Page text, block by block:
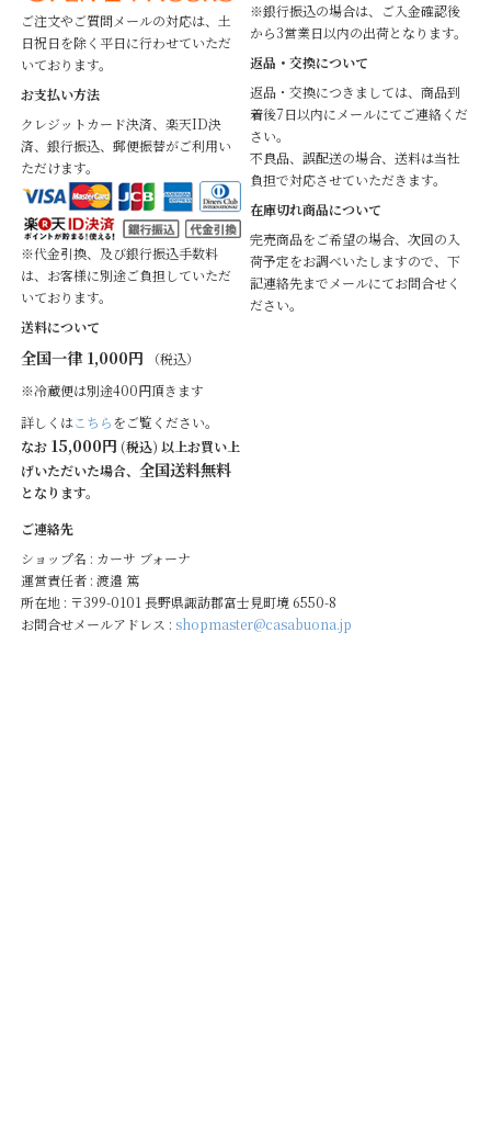
ご注文やご質問メールの対応は、土
日祝日を除く平日に行わせていただ
いております。
お支払い方法
クレジットカード決済、楽天ID決
済、銀行振込、郵便振替がご利用い
ただけます。
※代金引換、及び銀行振込手数料
は、お客様に別途ご負担していただ
いております。
送料について
全国一律 1,000円 （税込）
※冷蔵便は別途400円頂きます
詳しくはこちらをご覧ください。
なお 15,000円 (税込) 以上お買い上
げいただいた場合、 全国送料無料
となります。
※銀行振込の場合は、ご入金確認後
から3営業日以内の出荷となります。
返品・交換について
返品・交換につきましては、商品到
着後7日以内にメールにてご連絡くだ
さい。
不良品、誤配送の場合、送料は当社
負担で対応させていただきます。
在庫切れ商品について
完売商品をご希望の場合、次回の入
荷予定をお調べいたしますので、下
記連絡先までメールにてお問合せく
ださい。
ご連絡先
ショップ名 : カーサ ブォーナ
運営責任者 : 渡邉 篤
所在地 : 〒399-0101 長野県諏訪郡富士見町境 6550-8
お問合せメールアドレス : shopmaster@casabuona.jp